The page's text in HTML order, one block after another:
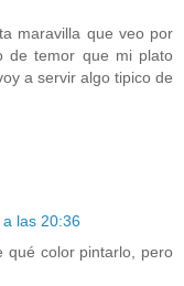
maravilla que veo por
de temor que mi plato
a servir algo tipico de
las 20:36
qué color pintarlo, pero